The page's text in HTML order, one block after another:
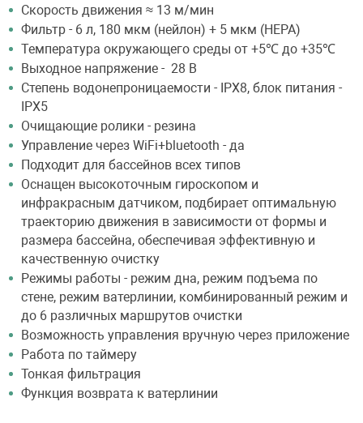
Скорость движения ≈ 13 м/мин
Фильтр - 6 л, 180 мкм (нейлон) + 5 мкм (HEPA)
Температура окружающего среды от +5℃ до +35℃
Выходное напряжение - 28 В
Степень водонепроницаемости - IPX8, блок питания -
IPX5
Очищающие ролики - резина
Управление через WiFi+bluetooth - да
Подходит для бассейнов всех типов
Оснащен высокоточным гироскопом и
инфракрасным датчиком, подбирает оптимальную
траекторию движения в зависимости от формы и
размера бассейна, обеспечивая эффективную и
качественную очистку
Режимы работы - режим дна, режим подъема по
стене, режим ватерлинии, комбинированный режим и
до 6 различных маршрутов очистки
Возможность управления вручную через приложение
Работа по таймеру
Тонкая фильтрация
Функция возврата к ватерлинии